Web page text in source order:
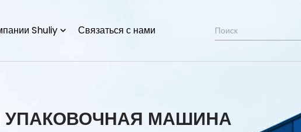
Shuliy Связаться с нами
УПАКОВОЧНАЯ МАШИНА